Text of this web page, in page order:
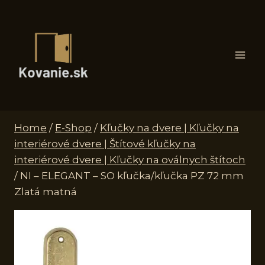
Home / E-Shop / Kľučky na dvere | Kľučky na
interiérové dvere | Štítové kľučky na
interiérové dvere | Kľučky na oválnych štítoch
/ NI – ELEGANT – SO kľučka/kľučka PZ 72 mm
Zlatá matná